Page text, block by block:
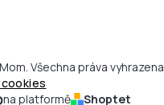
Všechna práva vyhrazena.
na platformě Shoptet